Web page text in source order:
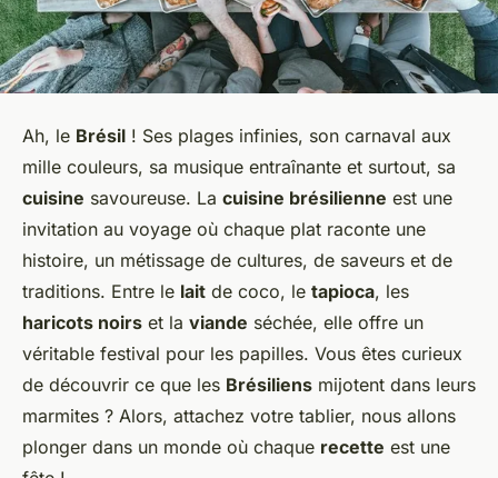
Ah, le Brésil ! Ses plages infinies, son carnaval aux
mille couleurs, sa musique entraînante et surtout, sa
cuisine savoureuse. La cuisine brésilienne est une
invitation au voyage où chaque plat raconte une
histoire, un métissage de cultures, de saveurs et de
traditions. Entre le lait de coco, le tapioca, les
haricots noirs et la viande séchée, elle offre un
véritable festival pour les papilles. Vous êtes curieux
de découvrir ce que les Brésiliens mijotent dans leurs
marmites ? Alors, attachez votre tablier, nous allons
plonger dans un monde où chaque recette est une